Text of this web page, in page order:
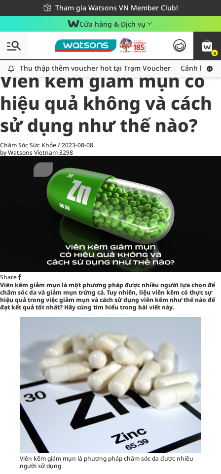
Tham gia Watsons VN Member Club!
Miễn phí giao hàng cho đơn hàng từ 249,000Đ
Giao hàng nhanh 24h - Áp dụng khu vực TP. Hồ Chí Minh
Cửa hàng & Dịch vụ
0
Thu thập thêm voucher hot tại Trạm Voucher
Thu thập thêm voucher hot tại Trạm Voucher Cảnh báo
All
Chăm Sóc Cá Nhân
Viên kẽm giảm mụn có
hiệu quả không và cách
sử dụng như thế nào?
Chăm Sóc Sức Khỏe/2023-08-08
by Watsons Vietnam3298
Share
Viên kẽm giảm mụn là một phương pháp được nhiều người lựa chọn để
chăm sóc da và giảm mụn trứng cá. Tuy nhiên, liệu viên kẽm có thực sự
hiệu quả trong việc giảm mụn và cách sử dụng viên kẽm như thế nào để
đạt kết quả tốt nhất? Hãy cùng tìm hiểu trong bài viết này.
Viên kẽm giảm mụn là phương pháp chăm sóc da được nhiều
người sử dụng